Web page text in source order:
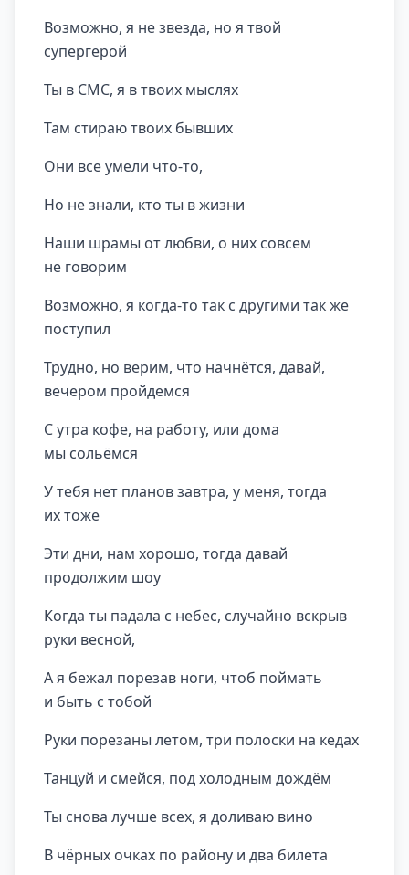
Возможно, я не звезда, но я твой
супергерой
Ты в СМС, я в твоих мыслях
Там стираю твоих бывших
Они все умели что-то,
Но не знали, кто ты в жизни
Наши шрамы от любви, о них совсем
не говорим
Возможно, я когда-то так с другими так же
поступил
Трудно, но верим, что начнётся, давай,
вечером пройдемся
С утра кофе, на работу, или дома
мы сольёмся
У тебя нет планов завтра, у меня, тогда
их тоже
Эти дни, нам хорошо, тогда давай
продолжим шоу
Когда ты падала с небес, случайно вскрыв
руки весной,
А я бежал порезав ноги, чтоб поймать
и быть с тобой
Руки порезаны летом, три полоски на кедах
Танцуй и смейся, под холодным дождём
Ты снова лучше всех, я доливаю вино
В чёрных очках по району и два билета